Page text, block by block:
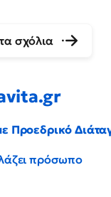
σχόλια
Προεδρικό
πρόσωπο